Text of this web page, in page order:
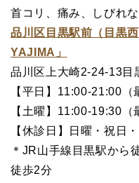
首コリ、痛み、しびれ
品川区目黒駅前（目黒
YAJIMA」
品川区上大崎2-24-13目
【平日】11:00-21:00（
【土曜】11:00-19:30（
【休診日】日曜・祝日
＊JR山手線目黒駅から
徒歩2分